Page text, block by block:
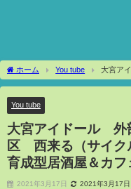
ホーム You tube
大宮ア
（サイクル）フェスタ2015 アイ
You tube
大宮アイドール
区 西来る（サイ
育成型居酒屋＆カ
2021年3月17日 2021年3月17日